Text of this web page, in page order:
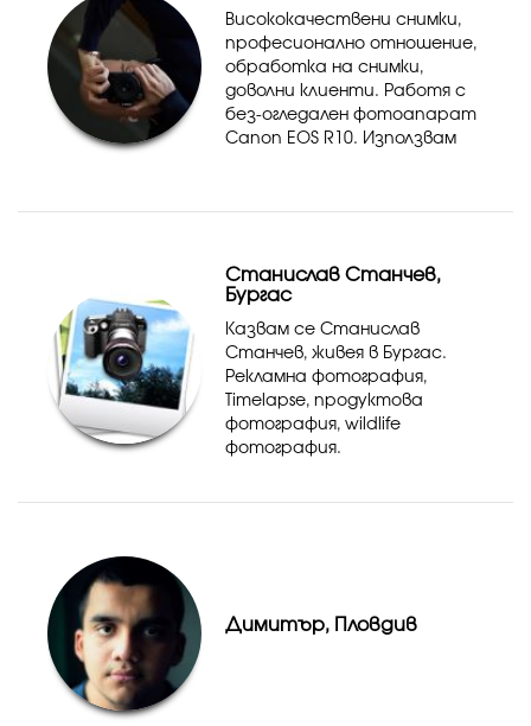
каче...
Висококачествени снимки,
професионално отношение,
обработка на снимки,
доволни клиенти. Работя с
без-огледален фотоапарат
Canon EOS R10. Използвам
портрети.
Станислав Станчев,
Бургас
Казвам се Станислав
Станчев, живея в Бургас.
Рекламна фотография,
Timelapse, продуктова
фотография, wildlife
фотография.
Димитър, Пловдив